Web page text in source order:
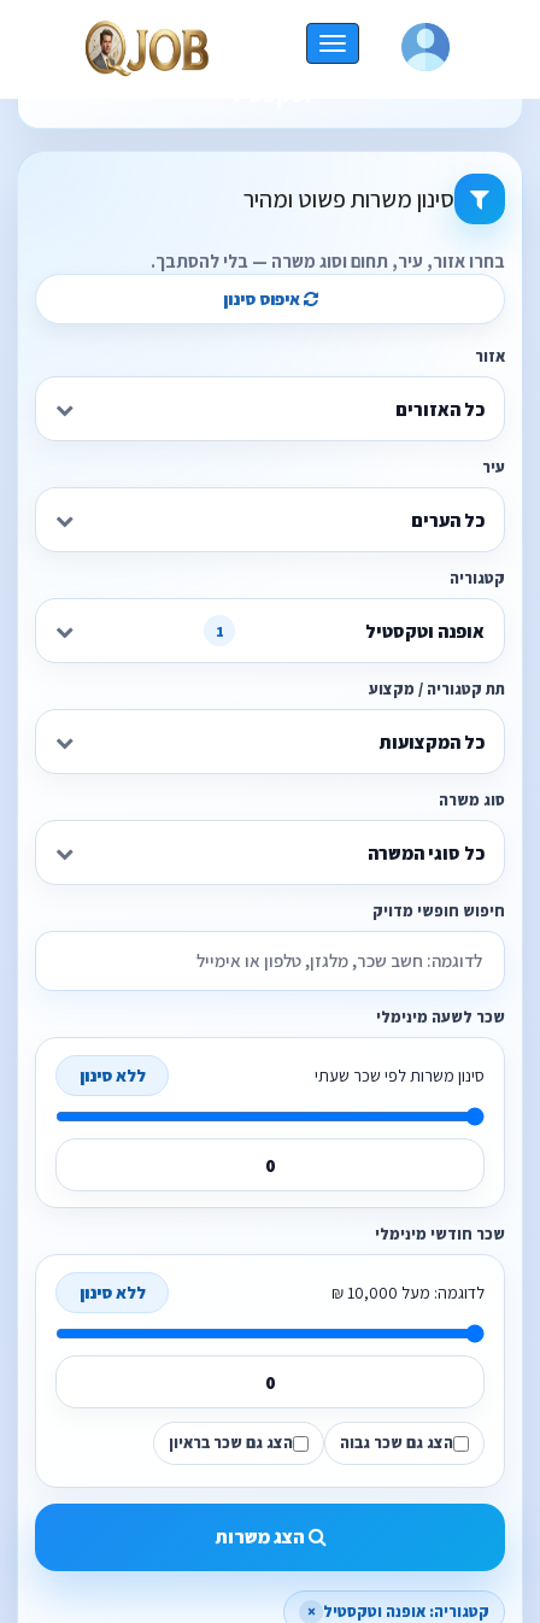
החלף
ניווט
תוצאות חיפוש משרות עבור - קטגוריות: אופנה
סינון משרות פשוט ומהיר
בחרו אזור, עיר, תחום וסוג משרה — בלי להסתבך.
איפוס סינון
אזור
כל האזורים
עיר
כל הערים
קטגוריה
אופנה וטקסטיל 1
תת קטגוריה / מקצוע
כל המקצועות
סוג משרה
כל סוגי המשרה
חיפוש חופשי מדויק
שכר לשעה מינימלי
סינון משרות לפי שכר שעתי ללא סינון
שכר חודשי מינימלי
לדוגמה: מעל 10,000 ₪ ללא סינון
הצג גם שכר גבוה הצג גם שכר בראיון
הצג משרות
קטגוריה: אופנה וטקסטיל ×